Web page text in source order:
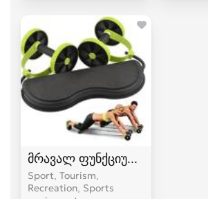
მრავალ ფუნქციური ტრენაჟორი
Sport, Tourism,
Recreation, Sports